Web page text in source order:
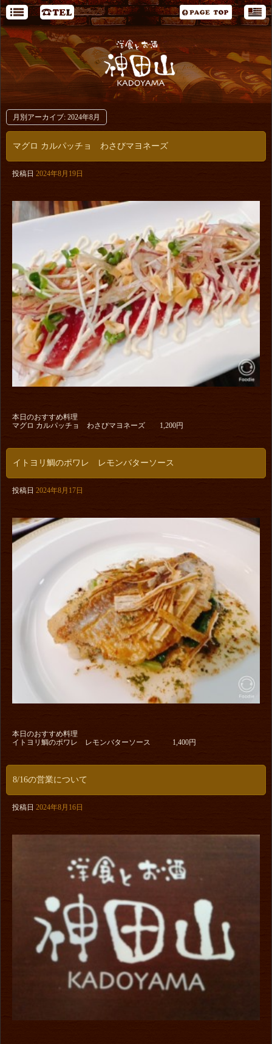
月別アーカイブ: 2024年8月
マグロ カルパッチョ わさびマヨネーズ
投稿日 2024年8月19日
本日のおすすめ料理
マグロ カルパッチョ わさびマヨネーズ 1,200円
イトヨリ鯛のポワレ レモンバターソース
投稿日 2024年8月17日
本日のおすすめ料理
イトヨリ鯛のポワレ レモンバターソース 1,400円
8/16の営業について
投稿日 2024年8月16日